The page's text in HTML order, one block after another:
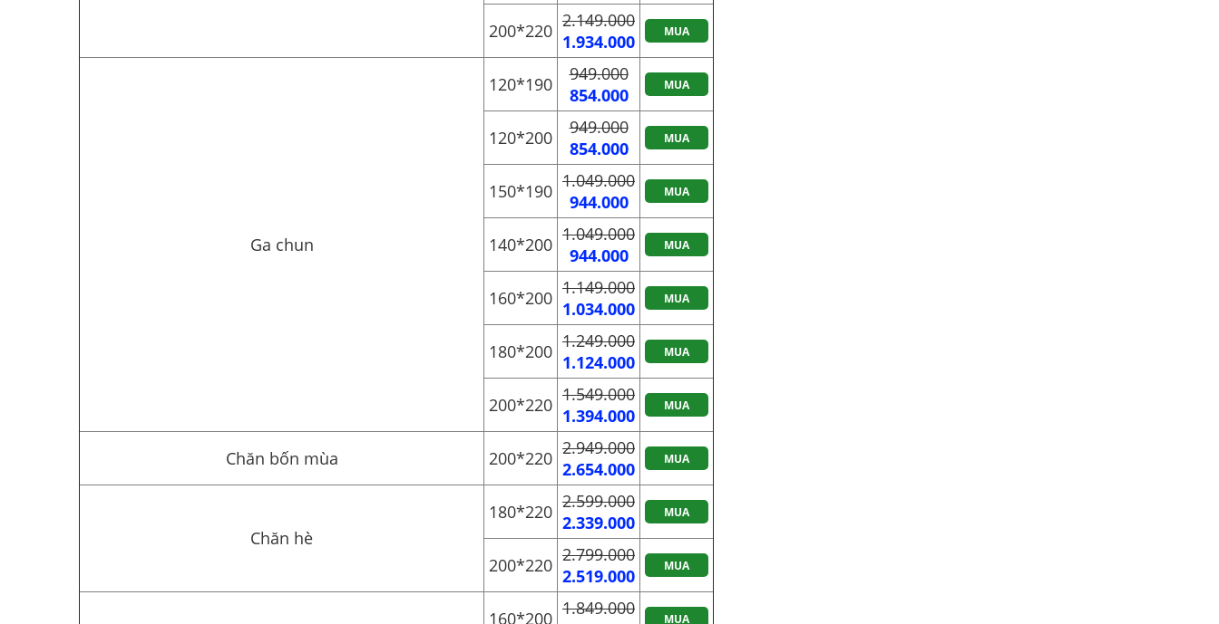
200*220 2.149.000
1.934.000
MUA
Ga chun
120*190
949.000
854.000
MUA
120*200
949.000
854.000
MUA
150*190 1.049.000
944.000
MUA
140*200 1.049.000
944.000
MUA
160*200 1.149.000
1.034.000
MUA
180*200 1.249.000
1.124.000
MUA
200*220 1.549.000
1.394.000
MUA
Chăn bốn mùa 200*220 2.949.000
2.654.000
MUA
Chăn hè
180*220 2.599.000
2.339.000
MUA
200*220 2.799.000
2.519.000
MUA
160*200 1.849.000
MUA